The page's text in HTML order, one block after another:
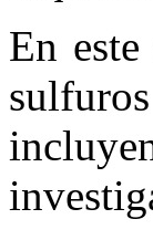
En